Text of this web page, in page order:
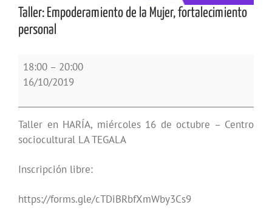
Taller: Empoderamiento de la Mujer, fortalecimiento
personal
Taller:
Empoderamiento
la
Mujer,
fortalecimiento
18:00 – 20:00
16/10/2019
Taller en HARÍA, miércoles 16 de octubre – Centro
sociocultural LA TEGALA
Inscripción libre:
https://forms.gle/cTDiBRbfXmWby3Cs9